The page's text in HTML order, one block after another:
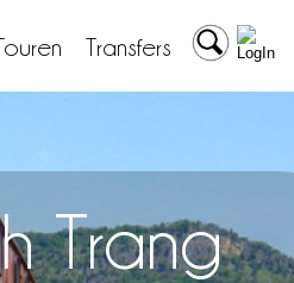
Transfers
Trang